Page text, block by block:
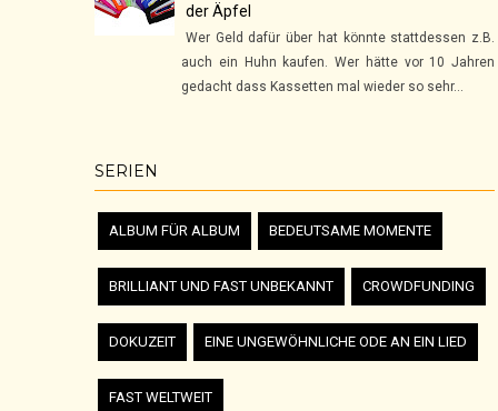
der Äpfel
Wer Geld dafür über hat könnte stattdessen z.B.
auch ein Huhn kaufen. Wer hätte vor 10 Jahren
gedacht dass Kassetten mal wieder so sehr...
SERIEN
ALBUM FÜR ALBUM BEDEUTSAME MOMENTE
BRILLIANT UND FAST UNBEKANNT CROWDFUNDING
DOKUZEIT EINE UNGEWÖHNLICHE ODE AN EIN LIED
FAST WELTWEIT